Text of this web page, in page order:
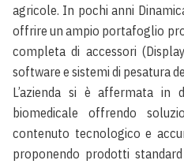
agricole. In pochi anni
offrire un ampio portafoglio
completa di accessori
software e sistemi di pesatura
L’azienda si è affermata in
biomedicale offrendo
contenuto tecnologico e
proponendo prodotti